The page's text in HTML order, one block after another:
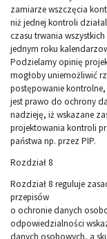
zamiarze wszczęcia
niż jednej kontroli
czasu trwania
jednym roku
Podzielamy opinię
mogłoby uniemożliwić
postępowanie
jest prawo do ochrony
nadzieję, iż wskazane
projektowania kontroli
państwa np. przez PIP.
Rozdział 8
Rozdział 8 reguluje
przepisów
o ochronie danych
odpowiedzialności